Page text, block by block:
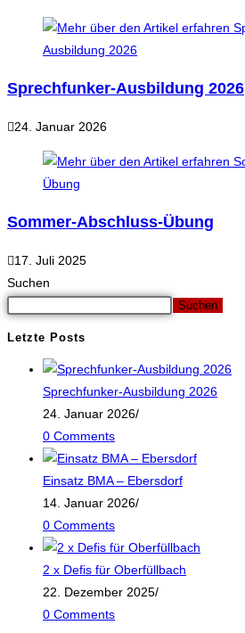
Sprechfunker-Ausbildung 2026
24. Januar 2026
Sommer-Abschluss-Übung
17. Juli 2025
Suchen
Suchen
Letzte Posts
Sprechfunker-Ausbildung 2026
24. Januar 2026/
0 Comments
Einsatz BMA – Ebersdorf
14. Januar 2026/
0 Comments
2 x Defis für Oberfüllbach
22. Dezember 2025/
0 Comments